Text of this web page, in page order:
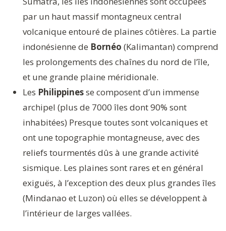
par un haut massif montagneux central
volcanique entouré de plaines côtières. La partie
indonésienne de Bornéo (Kalimantan) comprend
les prolongements des chaînes du nord de l’île,
et une grande plaine méridionale.
Les Philippinesse composent d’un immense
archipel (plus de 7000 îles dont 90% sont
inhabitées) Presque toutes sont volcaniques et
ont une topographie montagneuse, avec des
reliefs tourmentés dûs à une grande activité
sismique. Les plaines sont rares et en général
exiguës, à l’exception des deux plus grandes îles
(Mindanao et Luzon) où elles se développent à
l’intérieur de larges vallées.